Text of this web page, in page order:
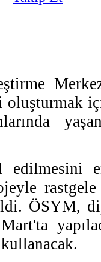
oluşturmak
edilmesini
ÖSYM,